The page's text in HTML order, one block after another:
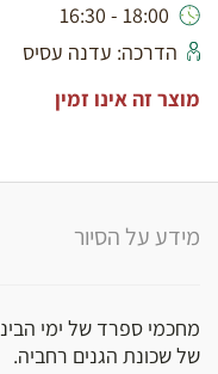
18:00 - 16:30
הדרכה: עדנה עסיס
מוצר זה אינו זמין
מידע על הסיור
מחכמי ספרד של ימי
של שכונת הגנים רחביה.